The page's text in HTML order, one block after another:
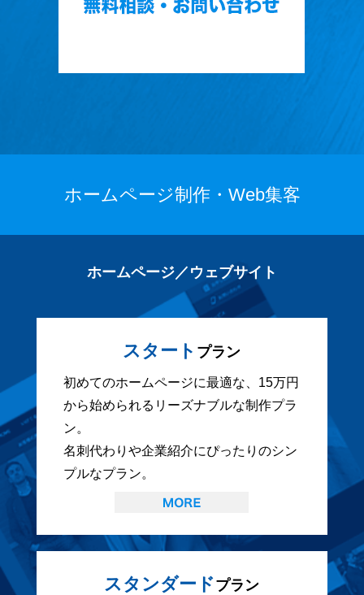
ホームページ制作・Web集客
ホームページ／ウェブサイト
スタート プラン
初めてのホームページに最適な、15万円
から始められるリーズナブルな制作プラ
ン。
名刺代わりや企業紹介にぴったりのシン
プルなプラン。
スタンダードプラン